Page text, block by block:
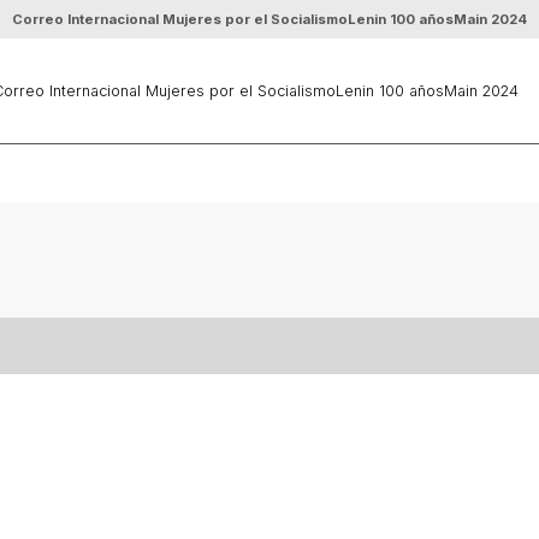
Correo Internacional Mujeres por el SocialismoLenin 100 añosMain 2024
Internacional Mujeres por el SocialismoLenin 100 añosMain 2024